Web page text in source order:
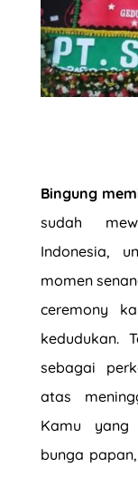
Bingung
sudah
Indonesia,
momen
ceremony
kedudukan.
sebagai
atas
Kamu yang
bunga